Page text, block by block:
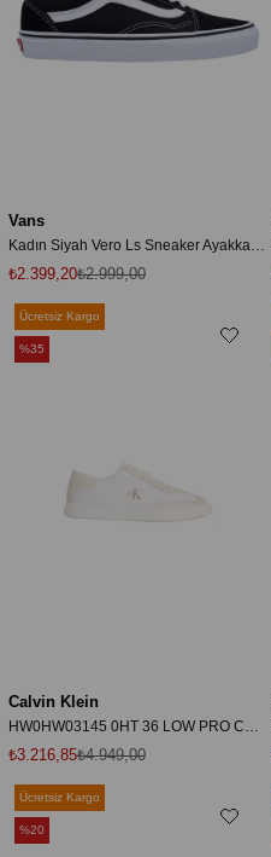
Vans
₺2.399,20₺2.999,00
Calvin Klein
HW0HW03145 0HT 36 LOW PRO CUPS WT CANV MG
₺3.216,85₺4.949,00
Ücretsiz Kargo
%35
Ücretsiz Kargo
%20